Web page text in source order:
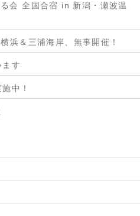
会 全国合宿 in 新潟・瀬波温
浜＆三浦海岸、無事開催！
す
中！